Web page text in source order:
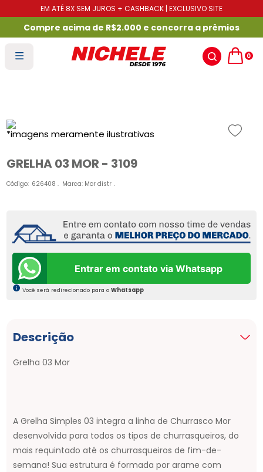
EM ATÉ 8X SEM JUROS + CASHBACK | EXCLUSIVO SITE
Compre acima de R$2.000 e concorra a prêmios
0
GRELHA 03 MOR - 3109
Código: 626408 Marca: Mor distr
Entrar em contato via Whatsapp
Você será redirecionado para o Whatsapp
Descrição
Grelha 03 Mor
A Grelha Simples 03 integra a linha de Churrasco Mor
desenvolvida para todos os tipos de churrasqueiros, do
mais requintado até os churrasqueiros de fim-de-
semana! Sua estrutura é formada por arame com